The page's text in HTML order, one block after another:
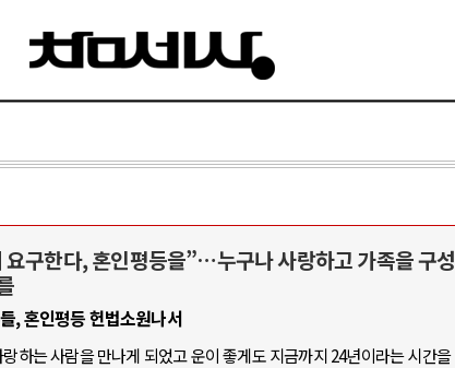
요구한다, 혼인평등을”…누구나 사랑하고 가족을 구성
, 혼인평등 헌법소원나서
하는 사람을 만나게 되었고 운이 좋게도 지금까지 24년이라는 시간을
시..
러시아-우크라이나 전쟁